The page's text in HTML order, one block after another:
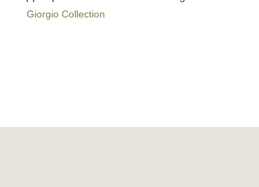
Giorgio Collection